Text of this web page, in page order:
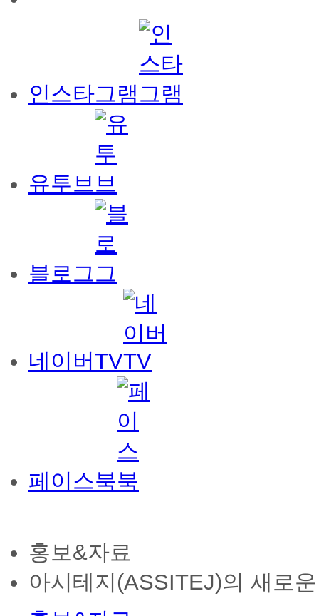
인스타그램
유투브
블로그
네이버TV
페이스북
홍보&자료
아시테지(ASSITEJ)의 새로